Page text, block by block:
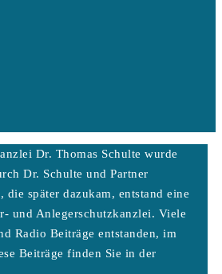
Dr. Thomas Schulte wurde
Dr. Schulte und Partner
die später dazukam, entstand eine
und Anlegerschutzkanzlei. Viele
Radio Beiträge entstanden, im
Beiträge finden Sie in der